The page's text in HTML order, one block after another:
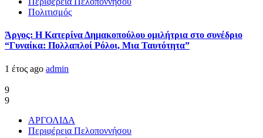
Πολιτισμός
Άργος: Η Κατερίνα Δημακοπούλου ομιλήτρια στο συνέδριο
“Γυναίκα: Πολλαπλοί Ρόλοι, Μια Ταυτότητα”
1 έτος ago admin
9
9
ΑΡΓΟΛΙΔΑ
Περιφέρεια Πελοποννήσου